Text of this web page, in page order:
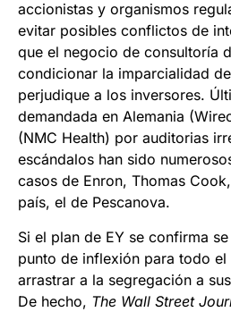
accionistas y organismos
evitar posibles conflictos de
que el negocio de consultoría
condicionar la imparcialidad
perjudique a los inversores.
demandada en Alemania
(NMC Health) por auditorias
escándalos han sido
casos de Enron, Thomas
país, el de Pescanova.
Si el plan de EY se confirma
punto de inflexión para todo
arrastrar a la segregación a
De hecho, The Wall Street